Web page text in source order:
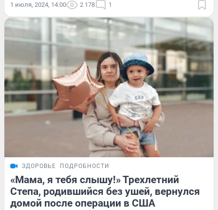
1 июля, 2024, 14:00 2 178 1
ЗДОРОВЬЕ ПОДРОБНОСТИ
«Мама, я тебя слышу!» Трехлетний
Степа, родившийся без ушей, вернулся
домой после операции в США